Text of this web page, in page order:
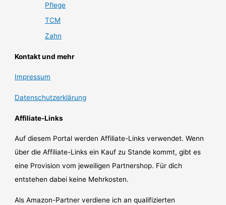
Pflege
TCM
Zahn
Kontakt und mehr
Impressum
Datenschutzerklärung
Affiliate-Links
Auf diesem Portal werden Affiliate-Links verwendet. Wenn
über die Affiliate-Links ein Kauf zu Stande kommt, gibt es
eine Provision vom jeweiligen Partnershop. Für dich
entstehen dabei keine Mehrkosten.
Als Amazon-Partner verdiene ich an qualifizierten